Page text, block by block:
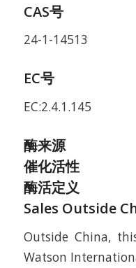
CAS号
24-1-14513
EC号
EC:2.4.1.145
酶来源
催化活性
酶活定义
Sales Outside
Outside China,
Watson